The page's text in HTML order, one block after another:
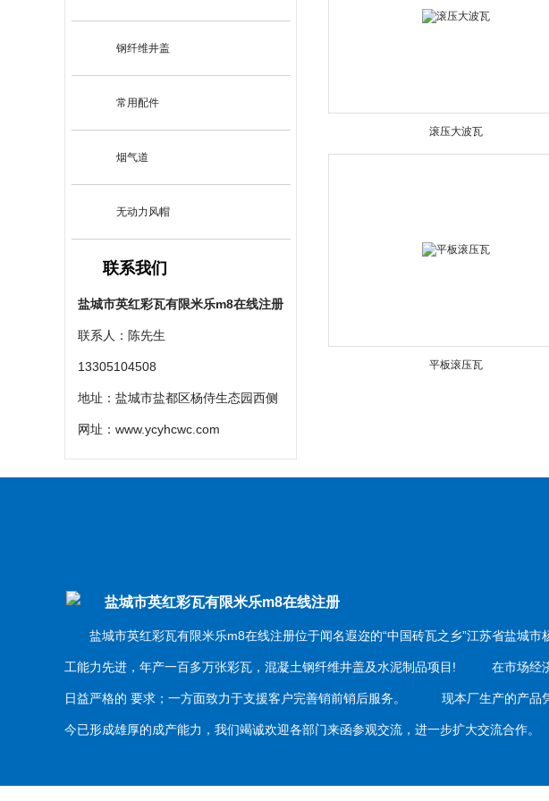
钢纤维井盖
常用配件
烟气道
无动力风帽
联系我们
盐城市英红彩瓦有限米乐m8在线注册
联系人：陈先生
13305104508
地址：盐城市盐都区杨侍生态园西侧
网址： www.ycyhcwc.com
滚压大波瓦
平板滚压瓦
盐城市英红彩瓦有限米乐m8在线注册
盐城市英红彩瓦有限米乐m8在线注册位于闻名遐迩的“中国砖瓦之乡”江苏省盐城市
工能力先进，年产一百多万张彩瓦，混凝土钢纤维井盖及水泥制品项目! 在市场经
日益严格的 要求；一方面致力于支援客户完善销前销后服务。 现本厂生产的产品
今已形成雄厚的成产能力，我们竭诚欢迎各部门来函参观交流，进一步扩大交流合作